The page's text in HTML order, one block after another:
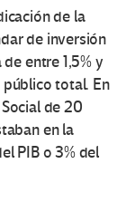
de la
de inversión
entre 1,5% y
público total. En
de 20
en la
PIB o 3% del